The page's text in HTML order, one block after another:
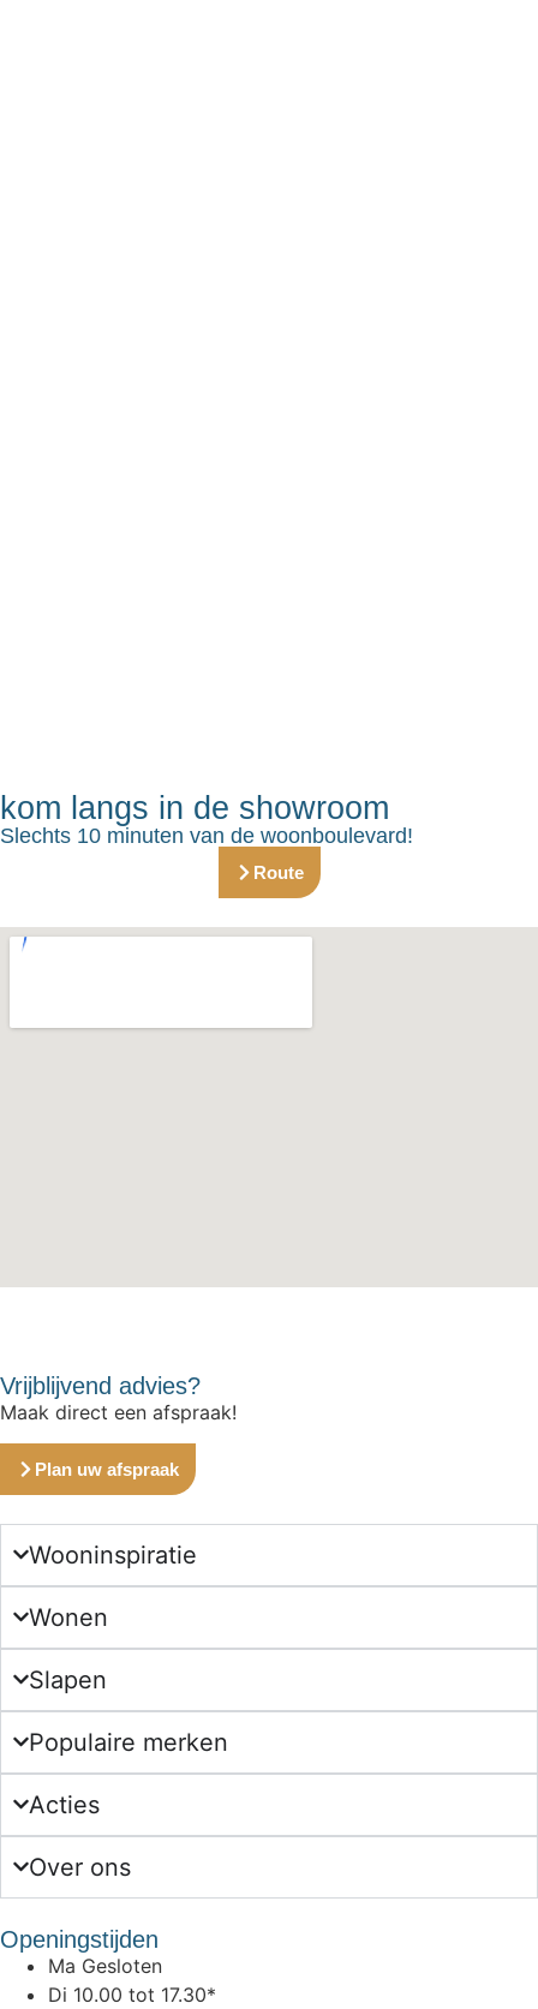
kom langs in de showroom
Slechts 10 minuten van de woonboulevard!
Route
Vrijblijvend advies?
Maak direct een afspraak!
Plan uw afspraak
Wooninspiratie
Wonen
Slapen
Populaire merken
Acties
Over ons
Openingstijden
Ma Gesloten
Di 10.00 tot 17.30*